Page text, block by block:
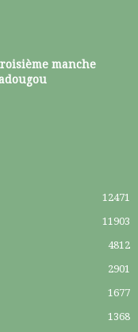
manche
12471
11903
4812
2901
1677
1368